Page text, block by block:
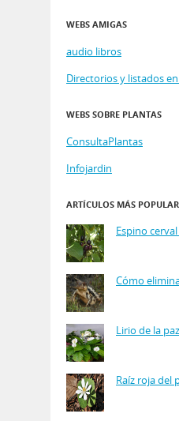
WEBS AMIGAS
audio libros
Directorios y listados
WEBS SOBRE PLANTAS
ConsultaPlantas
Infojardin
ARTÍCULOS MÁS
Espino
Cómo
Lirio de la
Raíz roja del